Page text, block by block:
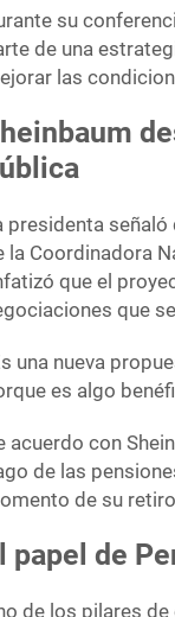
su
de una
las
presidenta
la Coordinadora
que el
que
una nueva
es algo
acuerdo con
de las
de su
papel de
de los pilares